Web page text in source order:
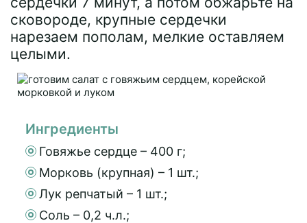
сковороде, крупные сердечки
нарезаем пополам, мелкие оставляем
целыми.
Ингредиенты
Говяжье сердце – 400 г;
Морковь (крупная) – 1 шт.;
Лук репчатый – 1 шт.;
Соль – 0,2 ч.л.;